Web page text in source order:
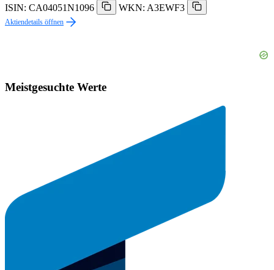
ISIN: CA04051N1096
WKN: A3EWF3
Aktiendetails öffnen
Meistgesuchte Werte